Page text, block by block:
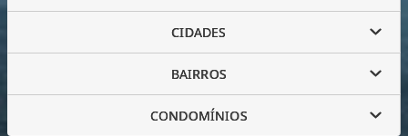
CIDADES
BAIRROS
CONDOMÍNIOS